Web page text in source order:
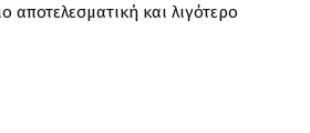
αποτελεσματική και λιγότερο